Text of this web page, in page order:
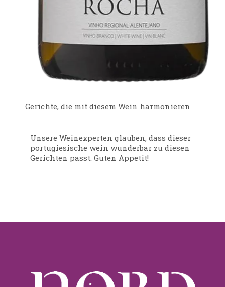
Gerichte, die mit diesem Wein harmonieren
Unsere Weinexperten glauben, dass dieser
portugiesische wein wunderbar zu diesen
Gerichten passt. Guten Appetit!